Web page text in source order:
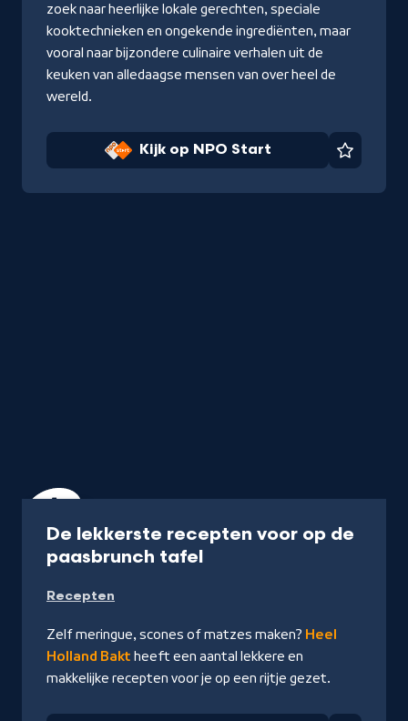
zoek naar heerlijke lokale gerechten, speciale
kooktechnieken en ongekende ingrediënten, maar
vooral naar bijzondere culinaire verhalen uit de
keuken van alledaagse mensen van over heel de
wereld.
Kijk op NPO Start
De lekkerste recepten voor op de
paasbrunch tafel-
Bakt
Recepten
Zelf meringue, scones of matzes maken? Heel
Holland Bakt heeft een aantal lekkere en
makkelijke recepten voor je op een rijtje gezet.